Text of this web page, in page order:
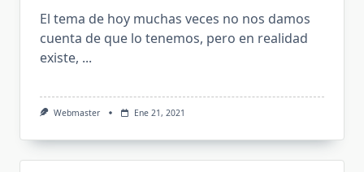
El tema de hoy muchas veces no nos damos
cuenta de que lo tenemos, pero en realidad
existe, ...
Webmaster Ene 21, 2021